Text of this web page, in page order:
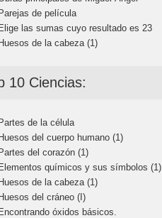
de película
las sumas cuyo resultado es 23
de la cabeza (1)
10 Ciencias:
de la célula
del cuerpo humano (1)
del corazón (1)
químicos y sus símbolos (1)
de la cabeza (1)
del cráneo (I)
óxidos básicos.